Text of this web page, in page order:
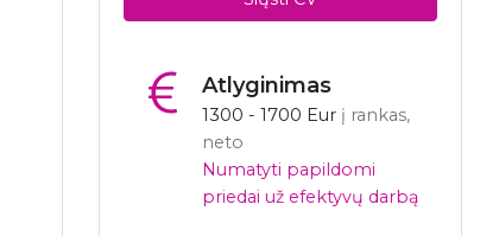
Atlyginimas
1300 - 1700 Eur į rankas,
neto
Numatyti papildomi
priedai už efektyvų darbą